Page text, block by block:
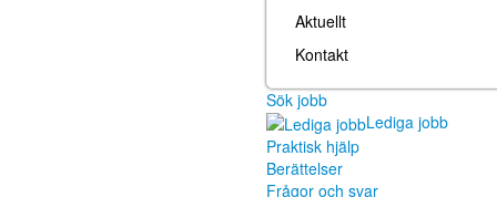
Aktuellt
Kontakt
Sök jobb
Lediga jobb
Praktisk hjälp
Berättelser
Frågor och svar